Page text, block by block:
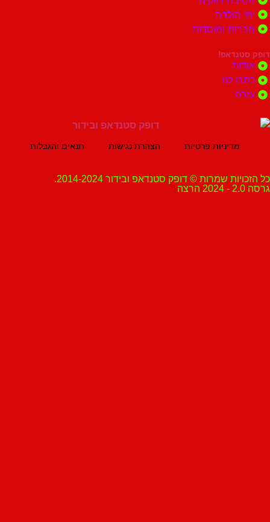
ומוסדות
לנו
מדיניות פרטיות הצהרת נגישות תנאים והגבלות
שמרות © דופק סטנדאפ ובידור 2014-2024.